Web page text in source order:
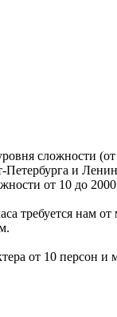
сложности
и
от 10 до
нам от
от 10 персон